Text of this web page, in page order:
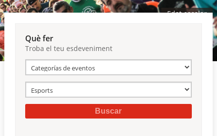
València en esport ▼
Reserves
Edat escolar
Què fer
Troba el teu esdeveniment